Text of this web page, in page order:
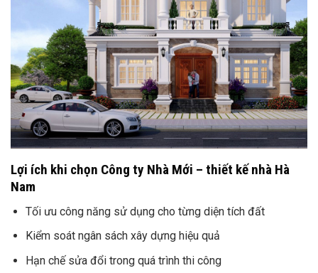
Lợi ích khi chọn Công ty Nhà Mới – thiết kế nhà Hà
Nam
Tối ưu công năng sử dụng cho từng diện tích đất
Kiểm soát ngân sách xây dựng hiệu quả
Hạn chế sửa đổi trong quá trình thi công